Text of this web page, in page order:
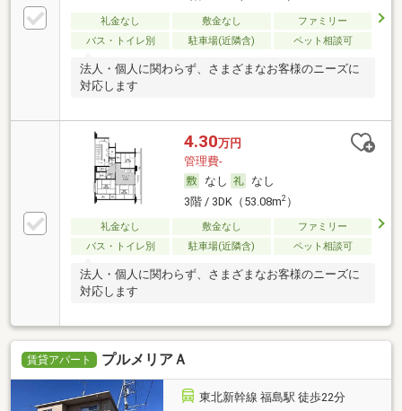
礼金なし 敷金なし
ファミリー
バス・トイレ別
駐車場(近隣含) ペット相談可
法人・個人に関わらず、さまざまなお客様のニーズに
対応します
4.30万円
管理費-
なし
なし
3階 / 3DK（53.08m2）
礼金なし 敷金なし
ファミリー
バス・トイレ別
駐車場(近隣含) ペット相談可
法人・個人に関わらず、さまざまなお客様のニーズに
対応します
賃貸アパート プルメリアＡ
東北新幹線 福島駅 徒歩22分